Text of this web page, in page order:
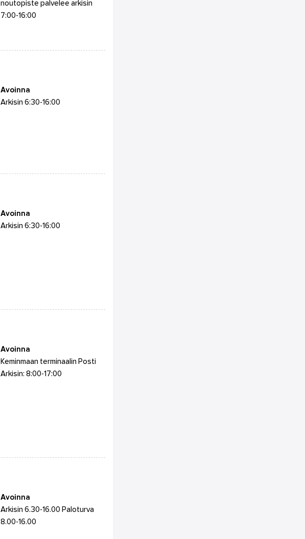
noutopiste palvelee arkisin
7:00-16:00
Avoinna
Arkisin 6:30-16:00
Avoinna
Arkisin 6:30-16:00
Avoinna
Keminmaan terminaalin Posti
Arkisin: 8:00-17:00
Avoinna
Arkisin 6.30-16.00 Paloturva
8.00-16.00